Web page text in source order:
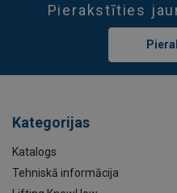
Pierakstīties
Kategorijas
Katalogs
Tehniskā informācija